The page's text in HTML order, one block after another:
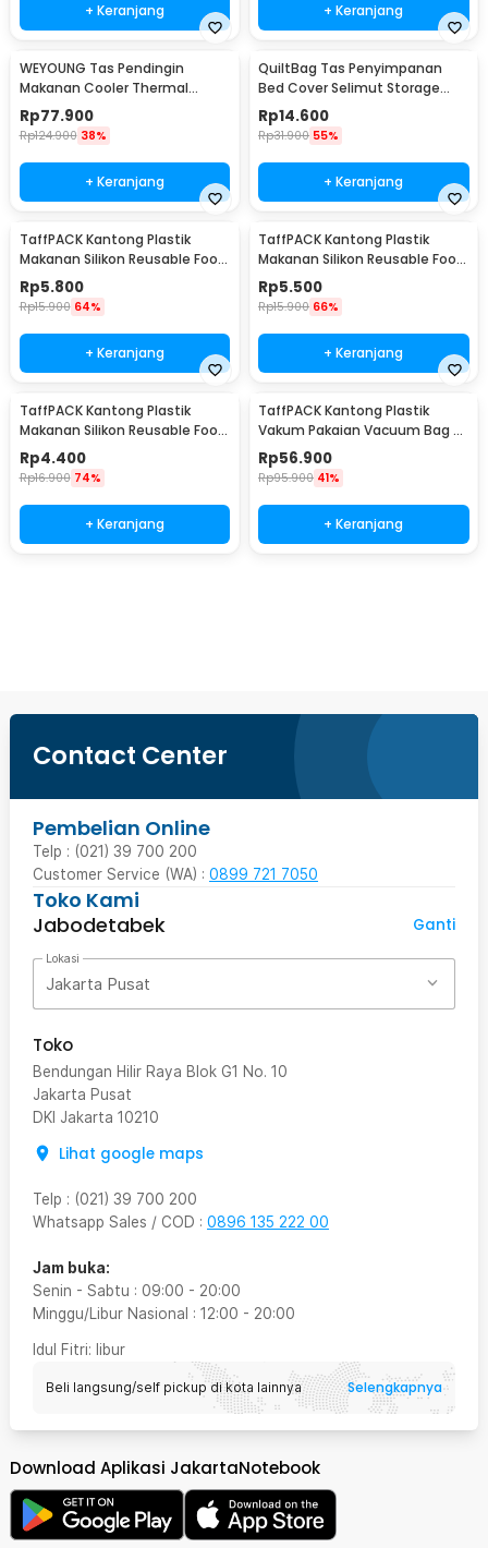
+ Keranjang + Keranjang
WEYOUNG Tas Pendingin
Makanan Cooler Thermal
Insulated Bag 18L - M40
Rp77.900
Rp124.900 38%
+ Keranjang
QuiltBag Tas Penyimpanan
Bed Cover Selimut Storage
Bag Organizer 1 PCS - MT6
Rp14.600
Rp31.900 55%
+ Keranjang
TaffPACK Kantong Plastik
Makanan Silikon Reusable Food
Bag Ziplock Size L - PK-15
Rp5.800
Rp15.900 64%
+ Keranjang
TaffPACK Kantong Plastik
Makanan Silikon Reusable Food
Bag Ziplock Size M - PK-15
Rp5.500
Rp15.900 66%
+ Keranjang
TaffPACK Kantong Plastik
Makanan Silikon Reusable Food
Bag Ziplock Size S - PK-15
Rp4.400
Rp16.900 74%
+ Keranjang
TaffPACK Kantong Plastik
Vakum Pakaian Vacuum Bag 8
PCS with Hand Pump - SN1000
Rp56.900
Rp95.900 41%
+ Keranjang
Contact Center
Pembelian Online
Telp : (021) 39 700 200
Customer Service (WA) : 0899 721 7050
Toko Kami
Jabodetabek
Ganti
Lokasi
Jakarta Pusat
Toko
Bendungan Hilir Raya Blok G1 No. 10
Jakarta Pusat
DKI Jakarta 10210
Lihat google maps
Telp : (021) 39 700 200
Whatsapp Sales / COD : 0896 135 222 00
Jam buka:
Senin - Sabtu : 09:00 - 20:00
Minggu/Libur Nasional : 12:00 - 20:00
Idul Fitri: libur
Beli langsung/self pickup di kota lainnya Selengkapnya
Download Aplikasi JakartaNotebook